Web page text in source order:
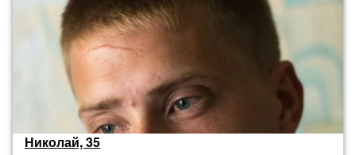
Николай, 35